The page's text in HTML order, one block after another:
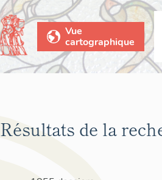
Vue
cartographique
Résultats de la